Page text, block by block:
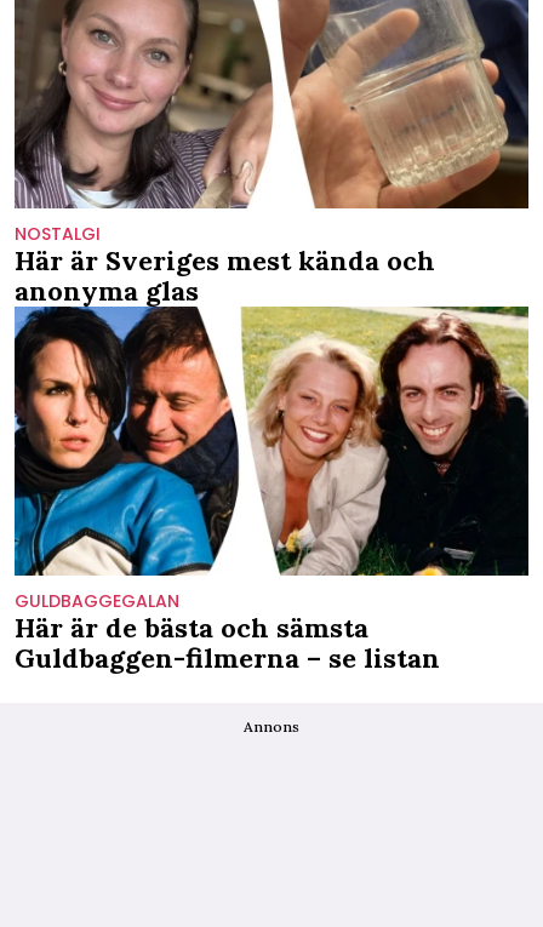
NOSTALGI
Här är Sveriges mest kända och
anonyma glas
GULDBAGGEGALAN
Här är de bästa och sämsta
Guldbaggen-filmerna – se listan
Annons